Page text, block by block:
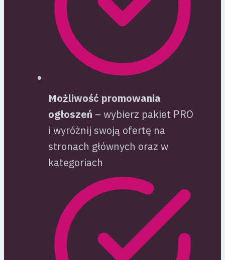
Możliwość promowania
ogłoszeń – wybierz pakiet PRO
i wyróżnij swoją ofertę na
stronach głównych oraz w
kategoriach